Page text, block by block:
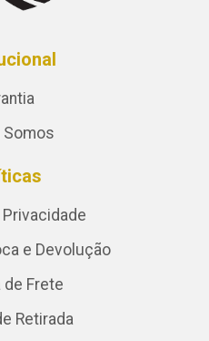
Somos
e Devolução
de Frete
Retirada